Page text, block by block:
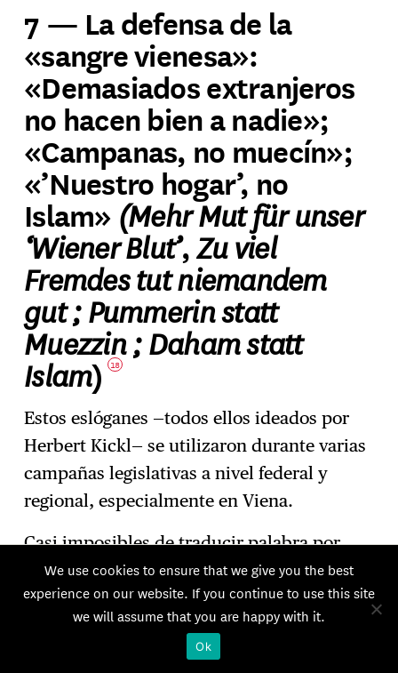
7 — La defensa de la
«sangre vienesa»:
«Demasiados extranjeros
no hacen bien a nadie»;
«Campanas, no muecín»;
«’Nuestro hogar’, no
Islam» (Mehr Mut für unser
‘Wiener Blut’,Zu viel
Fremdes tut niemandem
gut ; Pummerin statt
Muezzin ; Daham statt
Islam) 18
Estos eslóganes —todos ellos ideados por
Herbert Kickl— se utilizaron durante varias
campañas legislativas a nivel federal y
regional, especialmente en Viena.
Casi imposibles de traducir palabra por
palabra, funcionan como anuncios
publicitarios. Cada una de estas frases se
construye en torno a un juego de palabras,
a menudo facilitado por una asonancia o
We use cookies to ensure that we give you the best
experience on our website. If you continue to use this site
we will assume that you are happy with it.
Ok